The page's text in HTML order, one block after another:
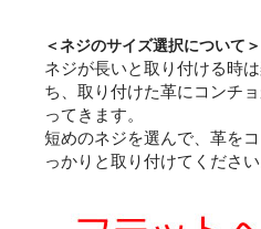
＜ネジのサイズ選択について＞
ネジが長いと取り付ける時
ち、取り付けた革にコンチ
ってきます。
短めのネジを選んで、革を
っかりと取り付けてください